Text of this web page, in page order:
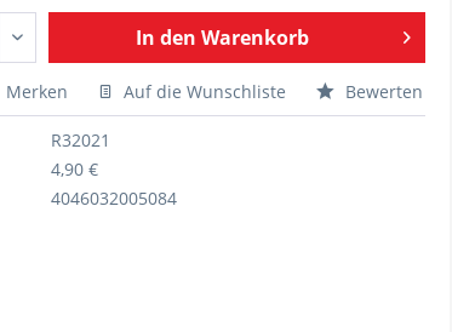
In den Warenkorb
Merken Auf die Wunschliste Bewerten
R32021
4,90 €
4046032005084